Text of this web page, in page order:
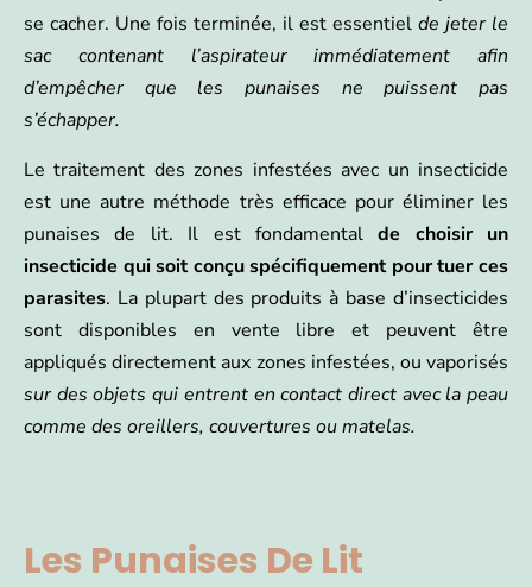
se cacher. Une fois terminée, il est essentiel de jeter le
sac contenant l’aspirateur immédiatement afin
d’empêcher que les punaises ne puissent pas
s’échapper.
Le traitement des zones infestées avec un insecticide
est une autre méthode très efficace pour éliminer les
punaises de lit. Il est fondamentalde choisir un
insecticide qui soit conçu spécifiquement pour tuer ces
parasites. La plupart des produits à base d’insecticides
sont disponibles en vente libre et peuvent être
appliqués directement aux zones infestées, ou vaporisés
sur des objets qui entrent en contact direct avec la peau
comme des oreillers, couvertures ou matelas.
Les Punaises De Lit